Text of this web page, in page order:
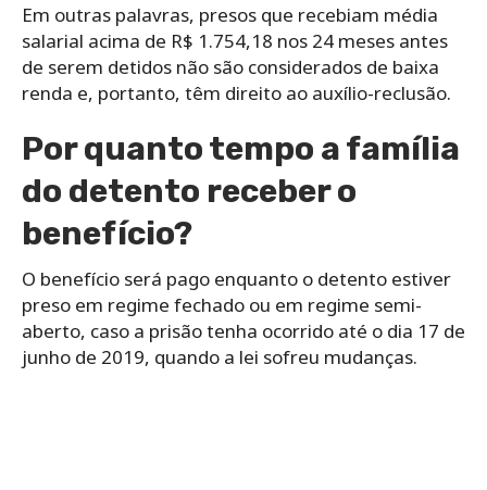
Em outras palavras, presos que recebiam média
salarial acima de R$ 1.754,18 nos 24 meses antes
de serem detidos não são considerados de baixa
renda e, portanto, têm direito ao auxílio-reclusão.
Por quanto tempo a família
do detento receber o
benefício?
O benefício será pago enquanto o detento estiver
preso em regime fechado ou em regime semi-
aberto, caso a prisão tenha ocorrido até o dia 17 de
junho de 2019, quando a lei sofreu mudanças.